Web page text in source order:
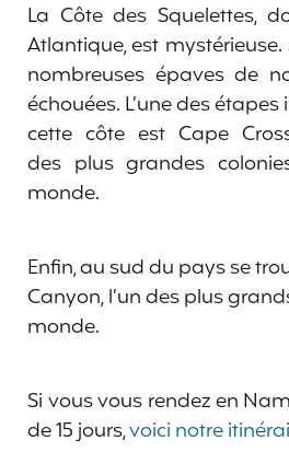
La Côte des Squelettes,
Atlantique, est
nombreuses épaves de
échouées. L’une des
cette côte est Cape
des plus grandes
monde.
Enfin, au sud du pays se
Canyon, l’un des plus
monde.
Si vous vous rendez en
de 15 jours,voici notre